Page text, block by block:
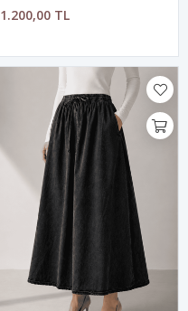
1.200,00 TL